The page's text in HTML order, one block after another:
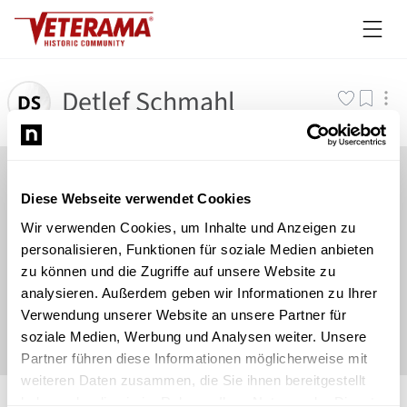
Diese Webseite verwendet Cookies
Wir verwenden Cookies, um Inhalte und Anzeigen zu
personalisieren, Funktionen für soziale Medien anbieten
zu können und die Zugriffe auf unsere Website zu
analysieren. Außerdem geben wir Informationen zu Ihrer
Verwendung unserer Website an unsere Partner für
soziale Medien, Werbung und Analysen weiter. Unsere
Partner führen diese Informationen möglicherweise mit
weiteren Daten zusammen, die Sie ihnen bereitgestellt
Detlef Schmahl
©Newsload /System